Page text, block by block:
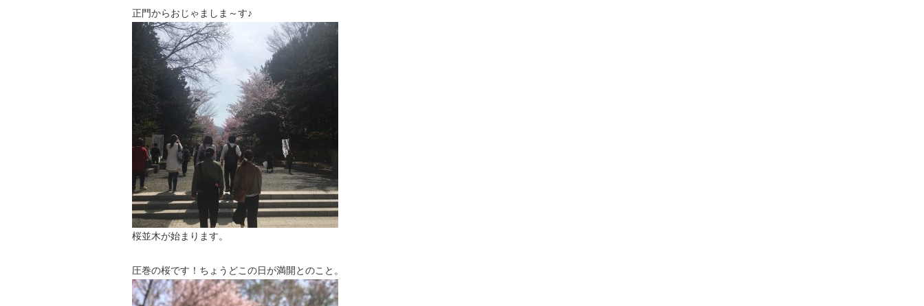
正門からおじゃましま～す♪
桜並木が始まります。
圧巻の桜です！ちょうどこの日が満開とのこと。